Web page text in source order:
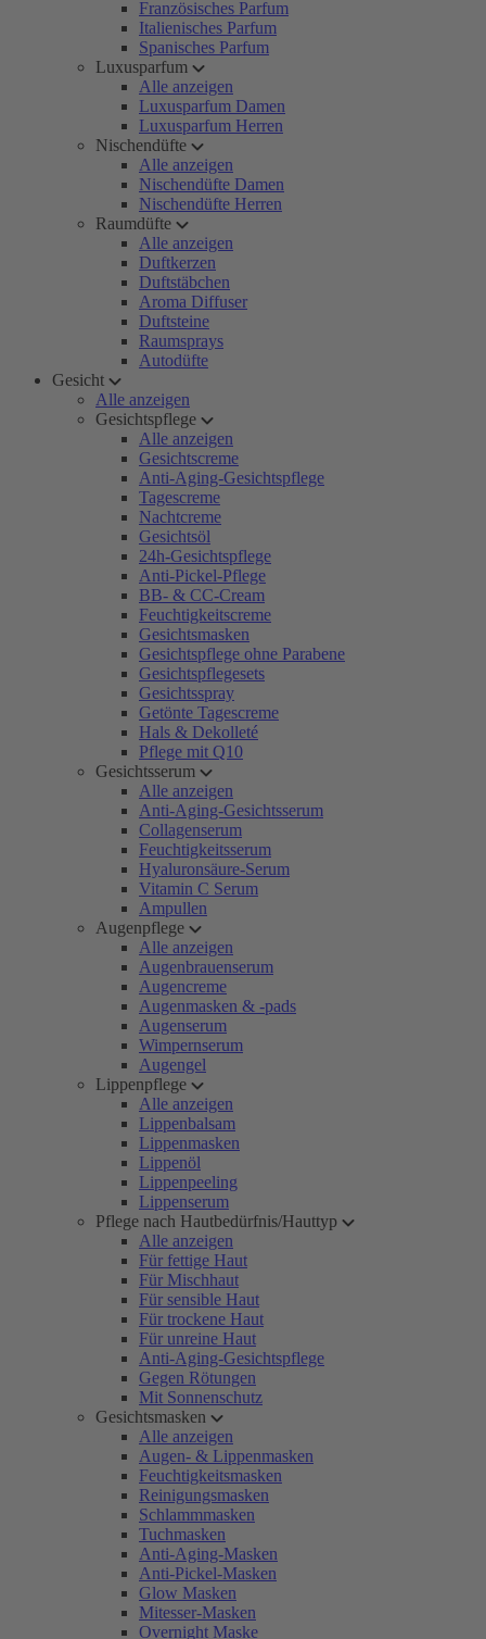
Französisches Parfum
Italienisches Parfum
Spanisches Parfum
Luxusparfum
Alle anzeigen
Luxusparfum Damen
Luxusparfum Herren
Nischendüfte
Alle anzeigen
Nischendüfte Damen
Nischendüfte Herren
Raumdüfte
Alle anzeigen
Duftkerzen
Duftstäbchen
Aroma Diffuser
Duftsteine
Raumsprays
Autodüfte
Gesicht
Alle anzeigen
Gesichtspflege
Alle anzeigen
Gesichtscreme
Anti-Aging-Gesichtspflege
Tagescreme
Nachtcreme
Gesichtsöl
24h-Gesichtspflege
Anti-Pickel-Pflege
BB- & CC-Cream
Feuchtigkeitscreme
Gesichtsmasken
Gesichtspflege ohne Parabene
Gesichtspflegesets
Gesichtsspray
Getönte Tagescreme
Hals & Dekolleté
Pflege mit Q10
Gesichtsserum
Alle anzeigen
Anti-Aging-Gesichtsserum
Collagenserum
Feuchtigkeitsserum
Hyaluronsäure-Serum
Vitamin C Serum
Ampullen
Augenpflege
Alle anzeigen
Augenbrauenserum
Augencreme
Augenmasken & -pads
Augenserum
Wimpernserum
Augengel
Lippenpflege
Alle anzeigen
Lippenbalsam
Lippenmasken
Lippenöl
Lippenpeeling
Lippenserum
Pflege nach Hautbedürfnis/Hauttyp
Alle anzeigen
Für fettige Haut
Für Mischhaut
Für sensible Haut
Für trockene Haut
Für unreine Haut
Anti-Aging-Gesichtspflege
Gegen Rötungen
Mit Sonnenschutz
Gesichtsmasken
Alle anzeigen
Augen- & Lippenmasken
Feuchtigkeitsmasken
Reinigungsmasken
Schlammmasken
Tuchmasken
Anti-Aging-Masken
Anti-Pickel-Masken
Glow Masken
Mitesser-Masken
Overnight Maske